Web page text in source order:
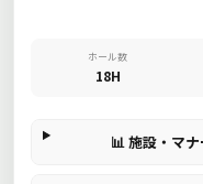
ホール数
18H
📊 施設・マ